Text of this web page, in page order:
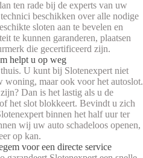
ten rade bij de experts van uw
beschikken over alle nodige
sloten aan te bevelen en
te kunnen garanderen, plaatsen
die gecertificeerd zijn.
helpt u op weg
U kunt bij Slotenexpert niet
woning, maar ook voor het autoslot.
Dan is het lastig als u de
het slot blokkeert. Bevindt u zich
binnen het half uur ter
wij uw auto schadeloos openen,
op kan.
voor een directe service